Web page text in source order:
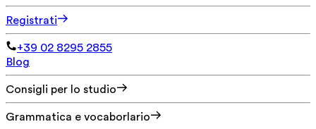
Registrati
+39 02 8295 2855
Blog
Consigli per lo studio
Grammatica e vocaborlario